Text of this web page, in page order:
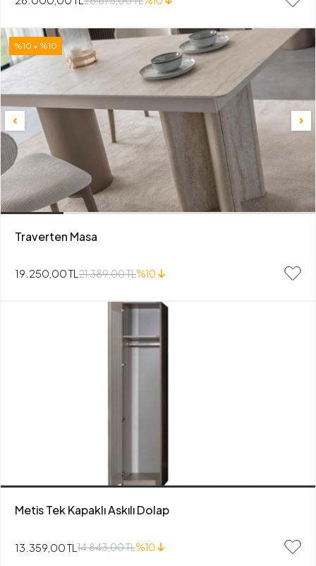
%10 + %10
Traverten Masa
19.250,00 TL 21.389,00 TL%10
Metis Tek Kapaklı Askılı Dolap
13.359,00 TL 14.843,00 TL%10